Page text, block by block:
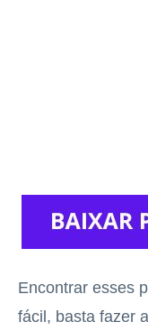
Encontrar esses
fácil, basta fazer